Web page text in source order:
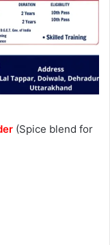
(Spice blend for